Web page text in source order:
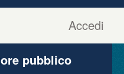
Accedi
pubblico